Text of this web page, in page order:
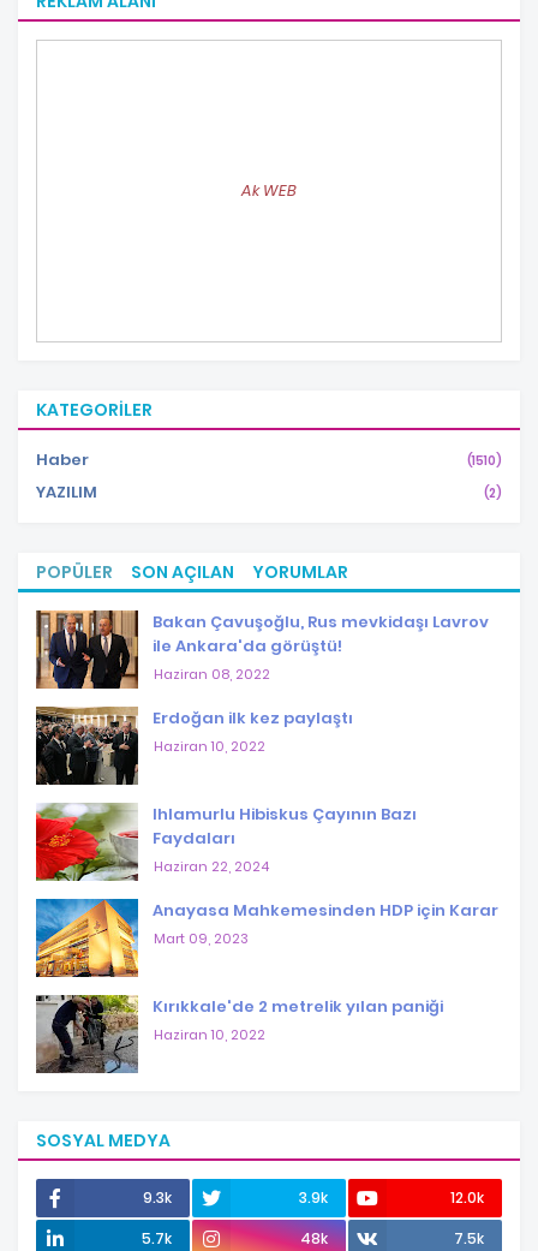
Ak WEB
KATEGORILER
Haber (1510)
YAZILIM (2)
POPÜLER SON AÇILAN YORUMLAR
Bakan Çavuşoğlu, Rus mevkidaşı Lavrov
ile Ankara'da görüştü!
Haziran 08, 2022
Erdoğan ilk kez paylaştı
Haziran 10, 2022
Ihlamurlu Hibiskus Çayının Bazı
Faydaları
Haziran 22, 2024
Anayasa Mahkemesinden HDP için Karar
Mart 09, 2023
Kırıkkale'de 2 metrelik yılan paniği
Haziran 10, 2022
SOSYAL MEDYA
9.3k 3.9k
12.0k
5.7k
48k 7.5k